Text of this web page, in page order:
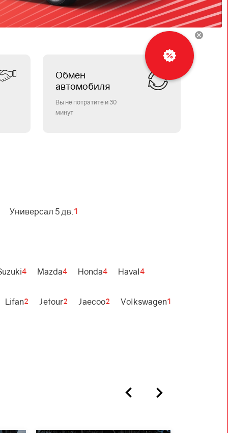
Обмен
автомобиля
Вы не потратите и 30
минут
Универсал 5 дв. 1
4 Mazda4 Honda4 Haval4
Lifan2 Jetour2 Jaecoo2 Volkswagen1